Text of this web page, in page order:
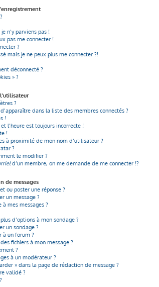
n’y parviens pas !
pas me connecter !
?
mais je ne peux plus me connecter ?!
déconnecté ?
» ?
?
dans la liste des membres connectés ?
!
l’heure est toujours incorrecte !
!
à proximité de mon nom d’utilisateur ?
?
le modifier ?
d’un membre, on me demande de me connecter !?
de messages
ou poster une réponse ?
un message ?
mes messages ?
d’options à mon sondage ?
un sondage ?
à un forum ?
fichiers à mon message ?
?
à un modérateur ?
» dans la page de rédaction de message ?
validé ?